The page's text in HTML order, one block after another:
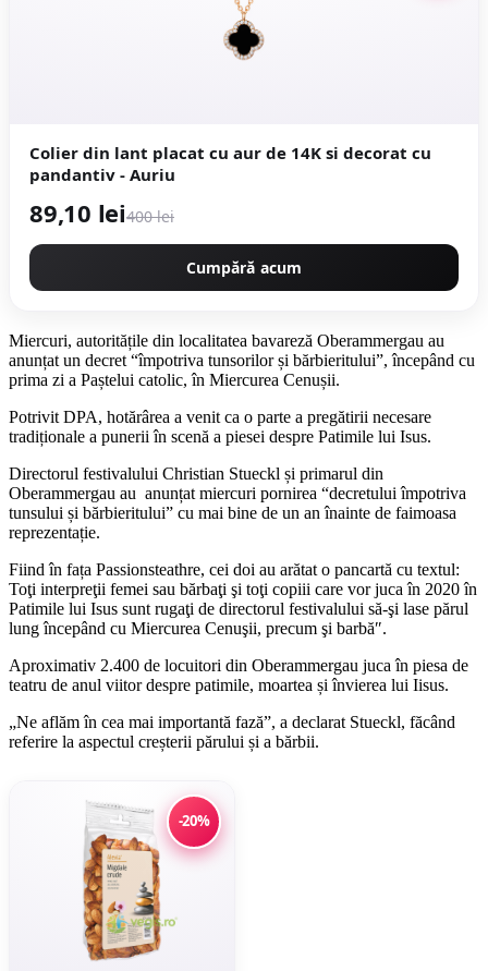
Colier din lant placat cu aur de 14K si decorat cu
pandantiv - Auriu
89,10 lei400 lei
Cumpără acum
Miercuri, autoritățile din localitatea bavareză Oberammergau au
anunțat un decret “împotriva tunsorilor și bărbieritului”, începând cu
prima zi a Paștelui catolic, în Miercurea Cenușii.
Potrivit DPA, hotărârea a venit ca o parte a pregătirii necesare
tradiționale a punerii în scenă a piesei despre Patimile lui Isus.
Directorul festivalului Christian Stueckl și primarul din
Oberammergau au anunțat miercuri pornirea “decretului împotriva
tunsului și bărbieritului” cu mai bine de un an înainte de faimoasa
reprezentație.
Fiind în fața Passionsteathre, cei doi au arătat o pancartă cu textul:
Toţi interpreţii femei sau bărbaţi şi toţi copiii care vor juca în 2020 în
Patimile lui Isus sunt rugaţi de directorul festivalului să-şi lase părul
lung începând cu Miercurea Cenuşii, precum şi barbă″.
Aproximativ 2.400 de locuitori din Oberammergau juca în piesa de
teatru de anul viitor despre patimile, moartea și învierea lui Iisus.
„Ne aflăm în cea mai importantă fază”, a declarat Stueckl, făcând
referire la aspectul creșterii părului și a bărbii.
-20%